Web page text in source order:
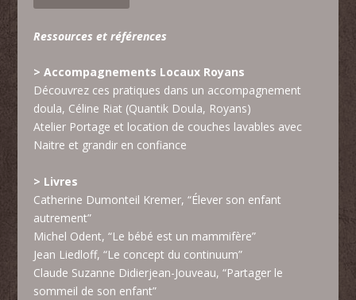
Ressources et références
> Accompagnements Locaux Royans
Découvrez ces pratiques dans un accompagnement
doula, Céline Riat (Quantik Doula, Royans)
Atelier Portage et location de couches lavables avec
Naitre et grandir en confiance
> Livres
Catherine Dumonteil Kremer, “Élever son enfant
autrement”
Michel Odent, “Le bébé est un mammifère”
Jean Liedloff, “Le concept du continuum”
Claude Suzanne Didierjean-Jouveau, “Partager le
sommeil de son enfant”